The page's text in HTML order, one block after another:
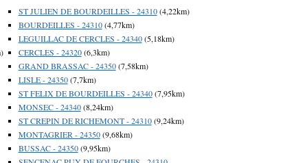
ST JULIEN DE BOURDEILLES - 24310(4,22km)
BOURDEILLES - 24310(4,77km)
LEGUILLAC DE CERCLES - 24340(5,18km)
CERCLES - 24320(6,3km)
GRAND BRASSAC - 24350(7,58km)
LISLE - 24350(7,7km)
ST FELIX DE BOURDEILLES - 24340(7,95km)
MONSEC - 24340(8,24km)
ST CREPIN DE RICHEMONT - 24310(9,24km)
MONTAGRIER - 24350(9,68km)
BUSSAC - 24350(9,95km)